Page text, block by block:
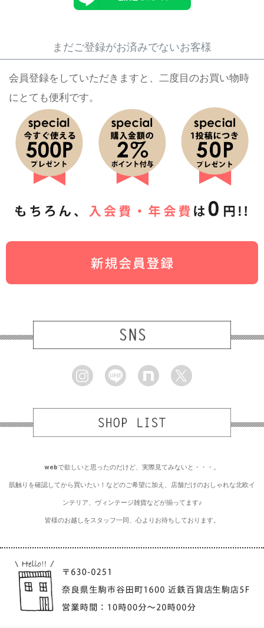
まだご登録がお済みでないお客様
会員登録をしていただきますと、二度目のお買い物時
にとても便利です。
webで欲しいと思ったのだけど、実際見てみないと・・・。
肌触りを確認してから買いたい！などのご希望に加え、店舗だけのおしゃれな北欧イ
ンテリア、ヴィンテージ雑貨などが揃ってます♪
皆様のお越しをスタッフ一同、心よりお待ちしております。